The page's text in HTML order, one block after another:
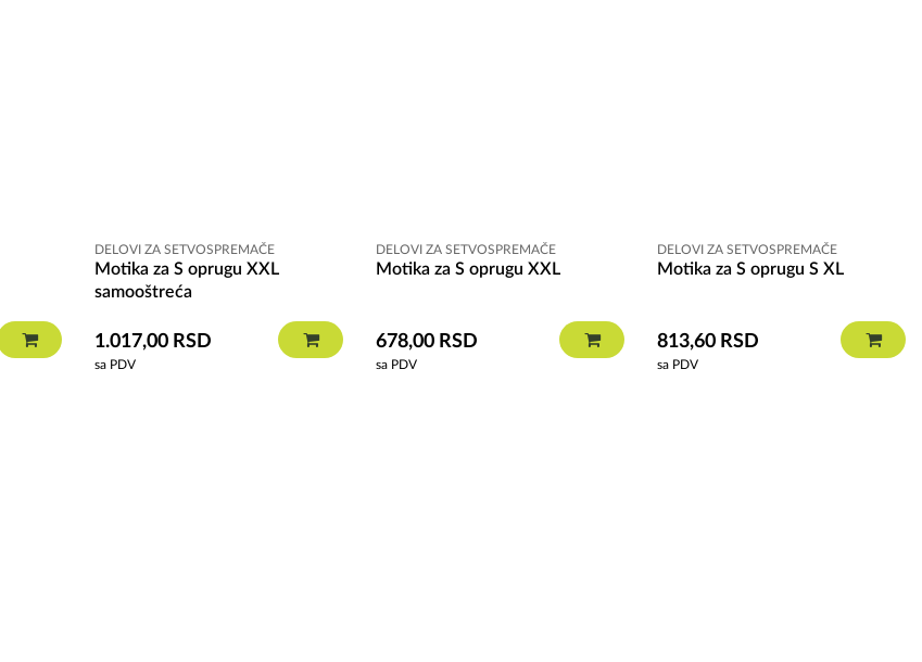
DELOVI ZA SETVOSPREMAČE
Motika za S oprugu XXL
samooštreća
1.017,00 RSD
sa PDV
DELOVI ZA SETVOSPREMAČE
Motika za S oprugu XXL
678,00 RSD
sa PDV
DELOVI ZA SETVOSPREMAČE
Motika za S oprugu S XL
813,60 RSD
sa PDV